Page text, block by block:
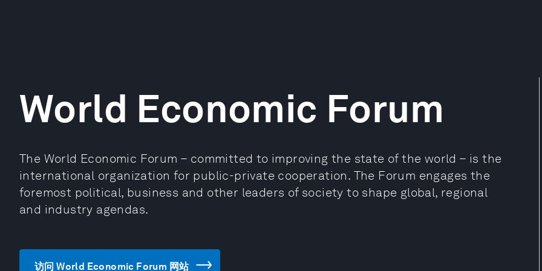
World Economic Forum
The World Economic Forum – committed to improving the state of the world – is the
international organization for public-private cooperation. The Forum engages the
foremost political, business and other leaders of society to shape global, regional
and industry agendas.
访问 World Economic Forum 网站